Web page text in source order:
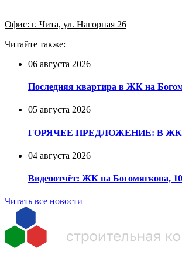
Офис: г. Чита, ул. Нагорная 26
Читайте также:
06 августа 2026
Последняя квартира в ЖК на
05 августа 2026
ГОРЯЧЕЕ ПРЕДЛОЖЕНИЕ: В ЖК на
04 августа 2026
Видеоотчёт: ЖК на Богомягкова,
Читать все новости